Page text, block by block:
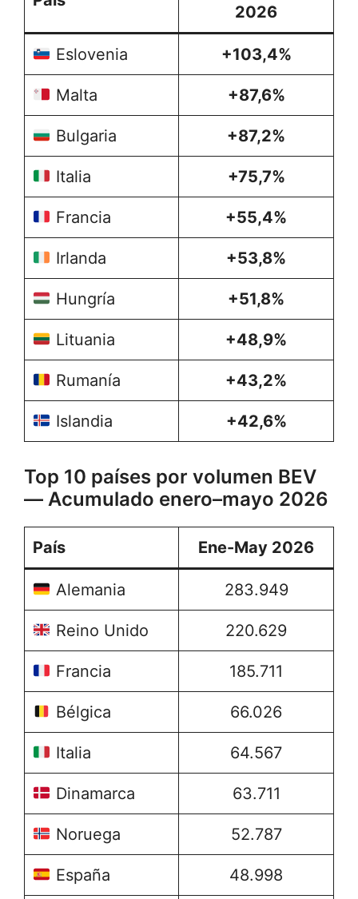
2026
Eslovenia +103,4%
Malta +87,6%
Bulgaria +87,2%
Italia +75,7%
Francia +55,4%
Irlanda +53,8%
Hungría +51,8%
Lituania +48,9%
Rumanía +43,2%
Islandia +42,6%
Top 10 países por volumen BEV
— Acumulado enero–mayo 2026
País Ene-May 2026
Alemania 283.949
Reino Unido 220.629
Francia 185.711
Bélgica 66.026
Italia 64.567
Dinamarca 63.711
Noruega 52.787
España 48.998